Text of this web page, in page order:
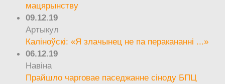
мацярынству
09.12.19
Артыкул
Каліноўскі: «Я злачынец не па перакананні ...»
06.12.19
Навіна
Прайшло чарговае паседжанне сіноду БПЦ